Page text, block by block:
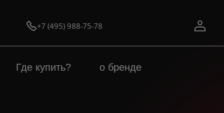
+7 (495) 988-75-78
Где купить? о бренде